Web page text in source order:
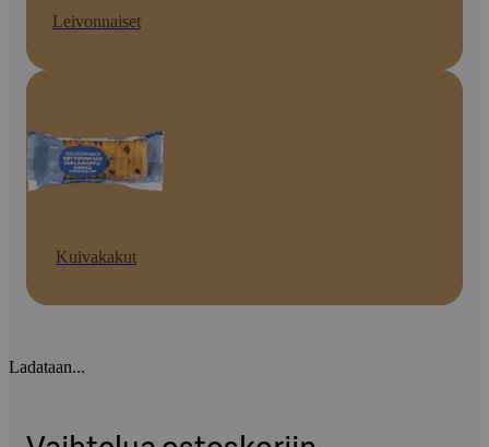
Leivonnaiset
Kuivakakut
Ladataan...